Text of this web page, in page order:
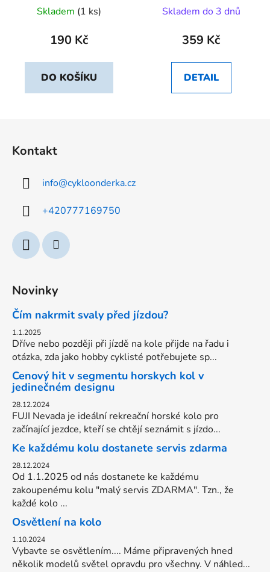
Skladem (1 ks)
190 Kč
DO KOŠÍKU
Skladem do 3 dnů
359 Kč
DETAIL
Kontakt
info@cykloonderka.cz
+420777169750
Novinky
Čím nakrmit svaly před jízdou?
1.1.2025
Dříve nebo později při jízdě na kole přijde na řadu i
otázka, zda jako hobby cyklisté potřebujete sp...
Cenový hit v segmentu horskych kol v
jedinečném designu
28.12.2024
FUJI Nevada je ideální rekreační horské kolo pro
začínající jezdce, kteří se chtějí seznámit s jízdo...
Ke každému kolu dostanete servis zdarma
28.12.2024
Od 1.1.2025 od nás dostanete ke každému
zakoupenému kolu "malý servis ZDARMA". Tzn., že
každé kolo ...
Osvětlení na kolo
1.10.2024
Vybavte se osvětlením.... Máme připravených hned
několik modelů světel opravdu pro všechny. V náhled...